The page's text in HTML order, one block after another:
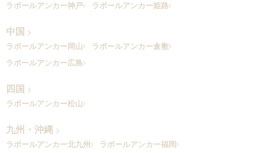
ラポールアンカー神戸
ラポールアンカー姫路
中国
ラポールアンカー岡山
ラポールアンカー倉敷
ラポールアンカー広島
四国
ラポールアンカー松山
九州・沖縄
ラポールアンカー北九州 ラポールアンカー福岡